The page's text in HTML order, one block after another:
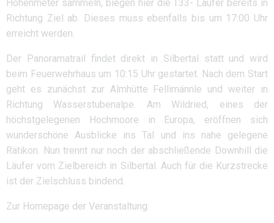
Höhenmeter sammeln, biegen hier die T33- Läufer bereits in
Richtung Ziel ab. Dieses muss ebenfalls bis um 17:00 Uhr
erreicht werden.
Der Panoramatrail findet direkt in Silbertal statt und wird
beim Feuerwehrhaus um 10:15 Uhr gestartet. Nach dem Start
geht es zunächst zur Almhütte Fellimännle und weiter in
Richtung Wasserstubenalpe. Am Wildried, eines der
höchstgelegenen Hochmoore in Europa, eröffnen sich
wunderschöne Ausblicke ins Tal und ins nahe gelegene
Rätikon. Nun trennt nur noch der abschließende Downhill die
Läufer vom Zielbereich in Silbertal. Auch für die Kurzstrecke
ist der Zielschluss bindend.
Zur Homepage der Veranstaltung: